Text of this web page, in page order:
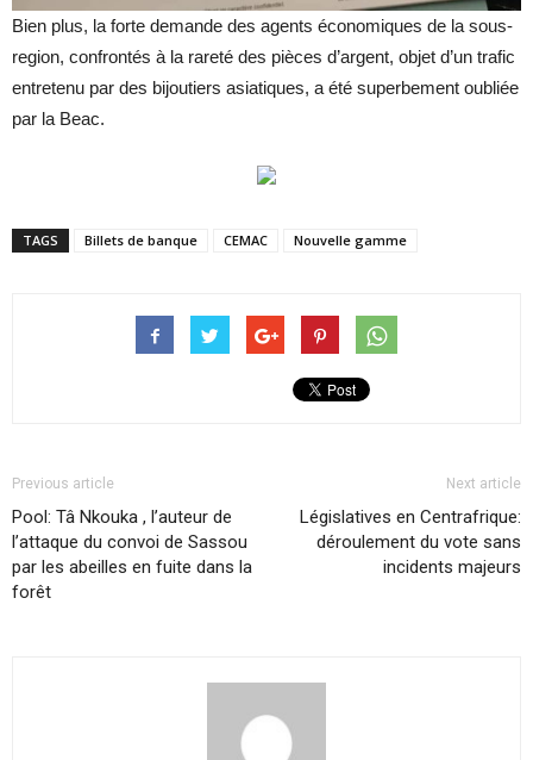
Bien plus, la forte demande des agents économiques de la sous-
region, confrontés à la rareté des pièces d’argent, objet d’un trafic
entretenu par des bijoutiers asiatiques, a été superbement oubliée
par la Beac.
TAGS Billets de banque CEMAC Nouvelle gamme
Previous article
Pool: Tâ Nkouka , l’auteur de
l’attaque du convoi de Sassou
par les abeilles en fuite dans la
forêt
Next article
Législatives en Centrafrique:
déroulement du vote sans
incidents majeurs